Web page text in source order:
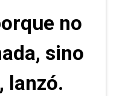
no
sino
lanzó.